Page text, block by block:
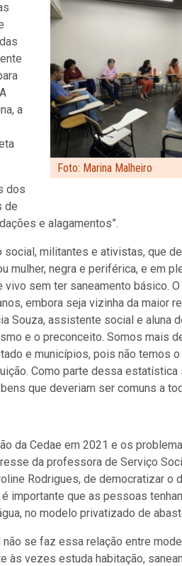
Foto: Marina Malheiro
a
dos
de
e alagamentos”.
militantes e ativistas, que
mulher, negra e periférica, e em
sem ter saneamento básico.
embora seja vizinha da maior
Souza, assistente social e aluna
e o preconceito. Somos mais
e municípios, pois não temos
Como parte dessa
que deveriam ser comuns a
da Cedae em 2021 e os
da professora de Serviço
Rodrigues, de democratizar o
importante que as pessoas
no modelo privatizado de
se faz essa relação entre
às vezes estuda habitação,